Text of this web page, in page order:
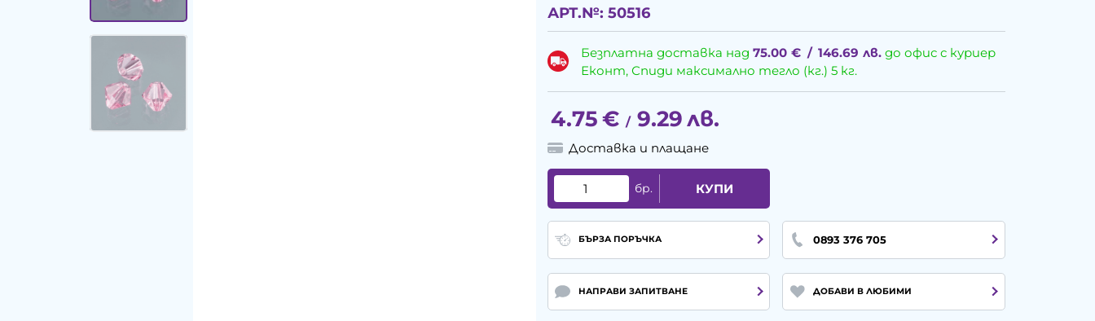
АРТ.№: 50516
Безплатна доставка над75.00 € / 146.69 лв. до офис с куриер
Еконт, Спиди максимално тегло (кг.) 5 кг.
4.75€ / 9.29лв.
Доставка и плащане
бр. КУПИ
БЪРЗА ПОРЪЧКА 0893 376 705
НАПРАВИ ЗАПИТВАНЕ ДОБАВИ В ЛЮБИМИ